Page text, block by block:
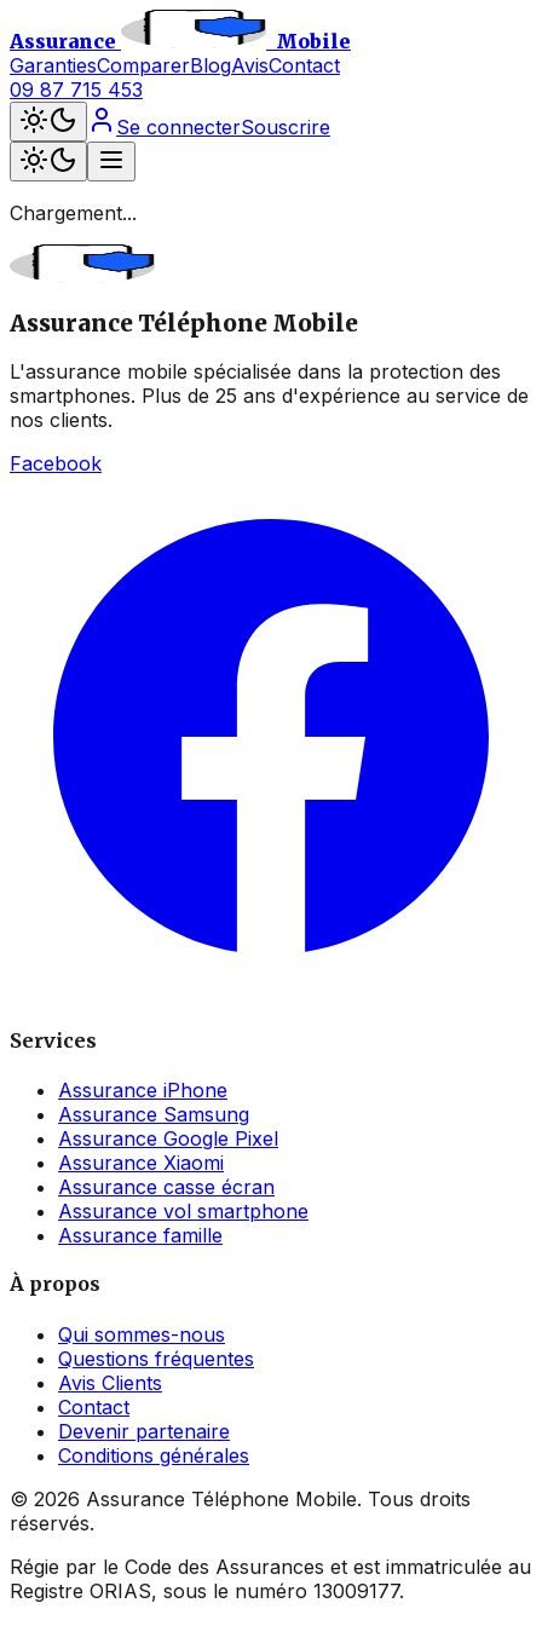
Assurance
Mobile
GarantiesComparerBlogAvisContact
09 87 715 453
Se connecterSouscrire
Chargement...
Assurance Téléphone Mobile
L'assurance mobile spécialisée dans la protection des
smartphones. Plus de 25 ans d'expérience au service de
nos clients.
Facebook
Services
Assurance iPhone
Assurance Samsung
Assurance Google Pixel
Assurance Xiaomi
Assurance casse écran
Assurance vol smartphone
Assurance famille
À propos
Qui sommes-nous
Questions fréquentes
Avis Clients
Contact
Devenir partenaire
Conditions générales
© 2026 Assurance Téléphone Mobile. Tous droits
réservés.
Régie par le Code des Assurances et est immatriculée au
Registre ORIAS, sous le numéro 13009177.